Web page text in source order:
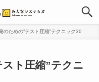
のための”テスト圧縮”テクニック30
ト圧縮”テクニ